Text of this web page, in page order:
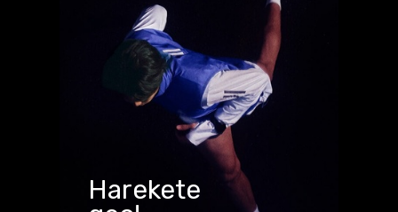
Harekete